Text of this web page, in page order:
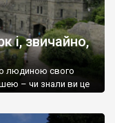
і, звичайно,
людиною свого
– чи знали ви це